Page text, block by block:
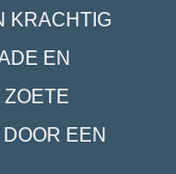
KRACHTIG
EN
EEN